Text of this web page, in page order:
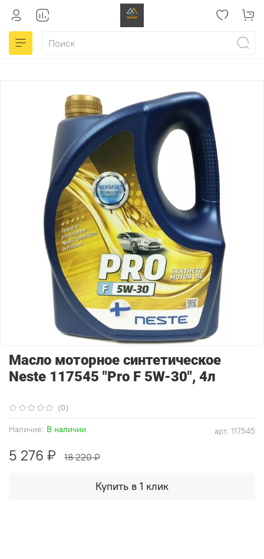
(0)
арт. 117545
Наличие: В наличии
Масло моторное синтетическое
Neste 117545 "Pro F 5W-30", 4л
5 276 ₽ 18 220 ₽
Купить в 1 клик